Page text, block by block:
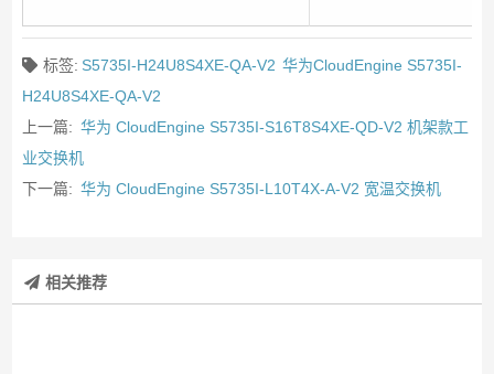
标签: S5735I-H24U8S4XE-QA-V2 华为CloudEngine S5735I-
H24U8S4XE-QA-V2
上一篇: 华为 CloudEngine S5735I-S16T8S4XE-QD-V2 机架款工
业交换机
下一篇: 华为 CloudEngine S5735I-L10T4X-A-V2 宽温交换机
相关推荐